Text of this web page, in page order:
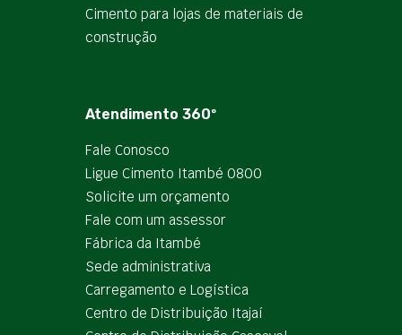
Cimento para lojas de materiais de
construção
Atendimento 360º
Fale Conosco
Ligue Cimento Itambé 0800
Solicite um orçamento
Fale com um assessor
Fábrica da Itambé
Sede administrativa
Carregamento e Logística
Centro de Distribuição Itajaí